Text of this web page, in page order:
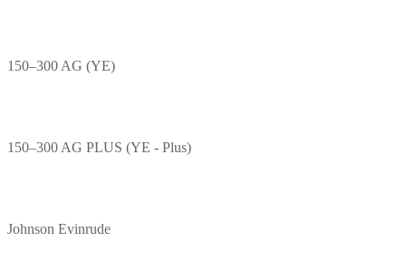
150–300 AG (YE)
150–300 AG PLUS (YE - Plus)
Johnson Evinrude